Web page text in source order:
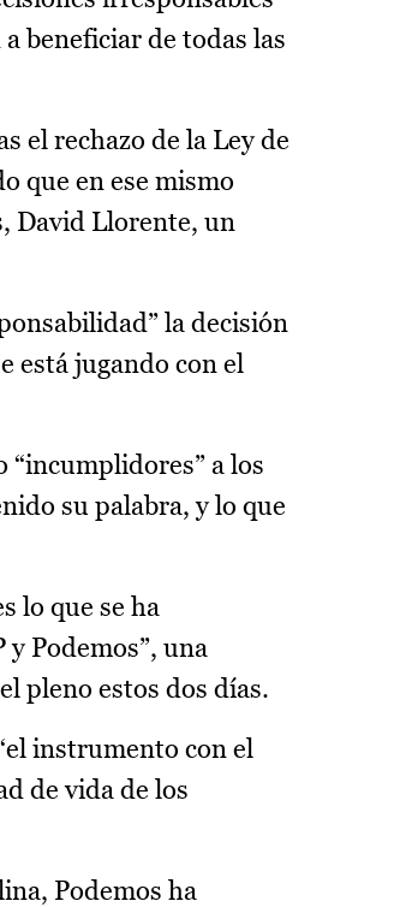
beneficiar de todas las
el rechazo de la Ley de
que en ese mismo
David Llorente, un
la decisión
está jugando con el
a los
su palabra, y lo que
lo que se ha
Podemos”, una
pleno estos dos días.
instrumento con el
de vida de los
Podemos ha